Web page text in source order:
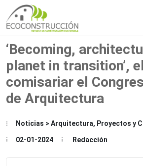
Menu
Menu
Menu
‘Becoming,
planet in transition’,
comisariar el
de Arquitectura
Noticias > Arquitectura, Proyectos y
02-01-2024 Redacción